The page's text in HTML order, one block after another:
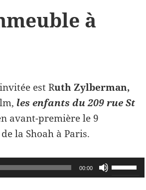
à
est Ruth Zylberman,
les enfants du 209 rue St
avant-première le 9
la Shoah à Paris.
00:00
Utilisez
les